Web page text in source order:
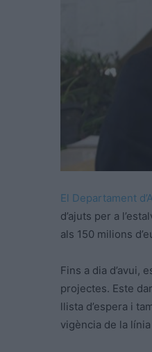
El Departament
d’ajuts per a
als 150 milions
Fins a dia d’avui,
projectes. Este
llista d’espera i
vigència de la